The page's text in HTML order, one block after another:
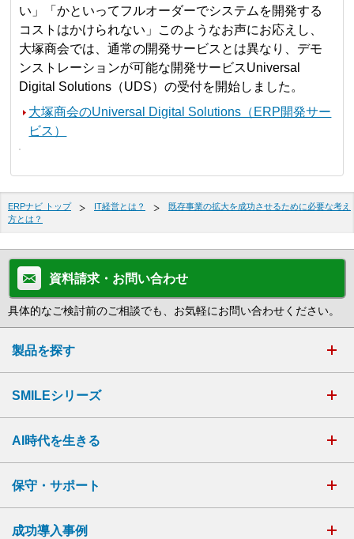
い」「かといってフルオーダーでシステムを開発する
コストはかけられない」このようなお声にお応えし、
大塚商会では、通常の開発サービスとは異なり、デモ
ンストレーションが可能な開発サービスUniversal
Digital Solutions（UDS）の受付を開始しました。
大塚商会のUniversal Digital Solutions（ERP開発サー
ビス）
ERPナビ トップ IT経営とは？
既存事業の拡大を成功させるために必要な考え
方とは？
資料請求・お問い合わせ
具体的なご検討前のご相談でも、お気軽にお問い合わせください。
製品を探す
SMILEシリーズ
AI時代を生きる
保守・サポート
成功導入事例